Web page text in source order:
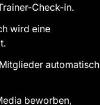
Check-in.
wird eine
automatisch
beworben,